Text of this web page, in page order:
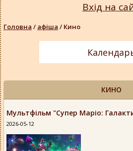
КИНО
Мультфільм "Супер Маріо:
2026-05-12
Вхід на
Головна / афіша / Кино